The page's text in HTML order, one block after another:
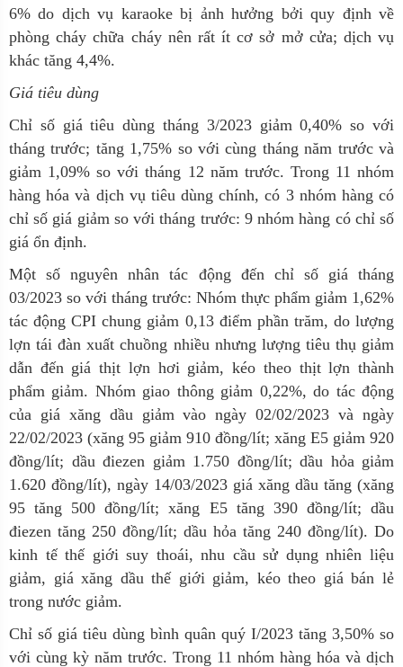
6% do dịch vụ karaoke bị ảnh hưởng bởi quy định về
phòng cháy chữa cháy nên rất ít cơ sở mở cửa; dịch vụ
khác tăng 4,4%.
Giá tiêu dùng
Chỉ số giá tiêu dùng tháng 3/2023 giảm 0,40% so với
tháng trước; tăng 1,75% so với cùng tháng năm trước và
giảm 1,09% so với tháng 12 năm trước. Trong 11 nhóm
hàng hóa và dịch vụ tiêu dùng chính, có 3 nhóm hàng có
chỉ số giá giảm so với tháng trước: 9 nhóm hàng có chỉ số
giá ổn định.
Một số nguyên nhân tác động đến chỉ số giá tháng
03/2023 so với tháng trước: Nhóm thực phẩm giảm 1,62%
tác động CPI chung giảm 0,13 điểm phần trăm, do lượng
lợn tái đàn xuất chuồng nhiều nhưng lượng tiêu thụ giảm
dẫn đến giá thịt lợn hơi giảm, kéo theo thịt lợn thành
phẩm giảm. Nhóm giao thông giảm 0,22%, do tác động
của giá xăng dầu giảm vào ngày 02/02/2023 và ngày
22/02/2023 (xăng 95 giảm 910 đồng/lít; xăng E5 giảm 920
đồng/lít; dầu điezen giảm 1.750 đồng/lít; dầu hỏa giảm
1.620 đồng/lít), ngày 14/03/2023 giá xăng dầu tăng (xăng
95 tăng 500 đồng/lít; xăng E5 tăng 390 đồng/lít; dầu
điezen tăng 250 đồng/lít; dầu hỏa tăng 240 đồng/lít). Do
kinh tế thế giới suy thoái, nhu cầu sử dụng nhiên liệu
giảm, giá xăng dầu thế giới giảm, kéo theo giá bán lẻ
trong nước giảm.
Chỉ số giá tiêu dùng bình quân quý I/2023 tăng 3,50% so
với cùng kỳ năm trước. Trong 11 nhóm hàng hóa và dịch